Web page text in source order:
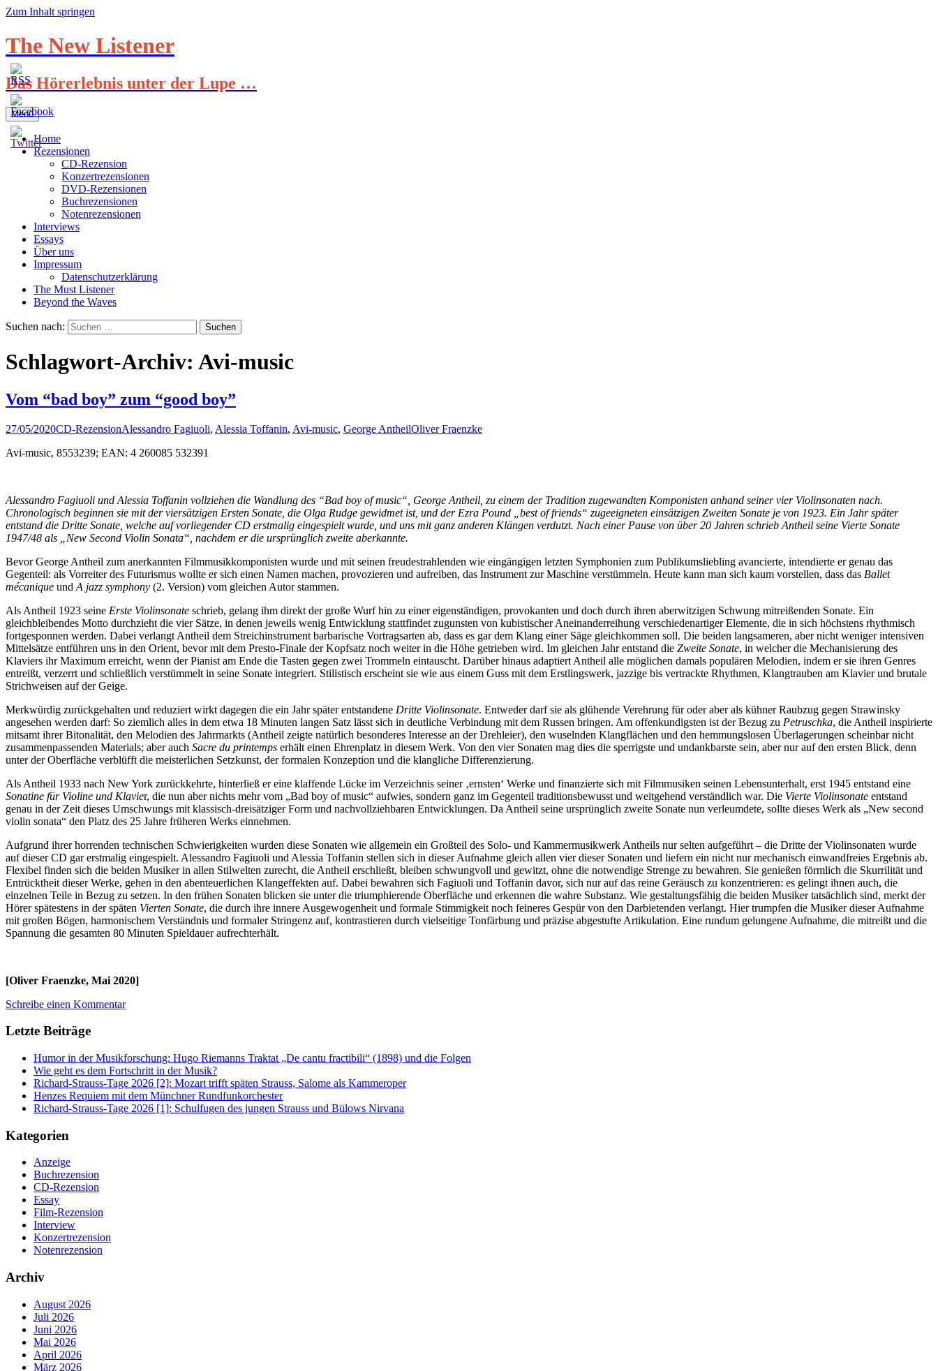
Zum Inhalt springen
The New Listener
Das Hörerlebnis unter der Lupe …
Menü
Home
Rezensionen
CD-Rezension
Konzertrezensionen
DVD-Rezensionen
Buchrezensionen
Notenrezensionen
Interviews
Essays
Über uns
Impressum
Datenschutzerklärung
The Must Listener
Beyond the Waves
Suchen nach:
Schlagwort-Archiv: Avi-music
Vom “bad boy” zum “good boy”
27/05/2020CD-RezensionAlessandro Fagiuoli, Alessia Toffanin, Avi-music, George AntheilOliver Fraenzke
Avi-music, 8553239; EAN: 4 260085 532391
Alessandro Fagiuoli und Alessia Toffanin vollziehen die Wandlung des “Bad boy of music“, George Antheil, zu einem der Tradition zugewandten Komponisten anhand seiner vier Violinsonaten nach.
Chronologisch beginnen sie mit der viersätzigen Ersten Sonate, die Olga Rudge gewidmet ist, und der Ezra Pound „best of friends“ zugeeigneten einsätzigen Zweiten Sonate je von 1923. Ein Jahr später
entstand die Dritte Sonate, welche auf vorliegender CD erstmalig eingespielt wurde, und uns mit ganz anderen Klängen verdutzt. Nach einer Pause von über 20 Jahren schrieb Antheil seine Vierte Sonate
1947/48 als „New Second Violin Sonata“, nachdem er die ursprünglich zweite aberkannte.
Bevor George Antheil zum anerkannten Filmmusikkomponisten wurde und mit seinen freudestrahlenden wie eingängigen letzten Symphonien zum Publikumsliebling avancierte, intendierte er genau das
Gegenteil: als Vorreiter des Futurismus wollte er sich einen Namen machen, provozieren und aufreiben, das Instrument zur Maschine verstümmeln. Heute kann man sich kaum vorstellen, dass das Ballet
mécanique und A jazz symphony (2. Version) vom gleichen Autor stammen.
Als Antheil 1923 seine Erste Violinsonate schrieb, gelang ihm direkt der große Wurf hin zu einer eigenständigen, provokanten und doch durch ihren aberwitzigen Schwung mitreißenden Sonate. Ein
gleichbleibendes Motto durchzieht die vier Sätze, in denen jeweils wenig Entwicklung stattfindet zugunsten von kubistischer Aneinanderreihung verschiedenartiger Elemente, die in sich höchstens rhythmisch
fortgesponnen werden. Dabei verlangt Antheil dem Streichinstrument barbarische Vortragsarten ab, dass es gar dem Klang einer Säge gleichkommen soll. Die beiden langsameren, aber nicht weniger intensiven
Mittelsätze entführen uns in den Orient, bevor mit dem Presto-Finale der Kopfsatz noch weiter in die Höhe getrieben wird. Im gleichen Jahr entstand die Zweite Sonate, in welcher die Mechanisierung des
Klaviers ihr Maximum erreicht, wenn der Pianist am Ende die Tasten gegen zwei Trommeln eintauscht. Darüber hinaus adaptiert Antheil alle möglichen damals populären Melodien, indem er sie ihren Genres
entreißt, verzerrt und schließlich verstümmelt in seine Sonate integriert. Stilistisch erscheint sie wie aus einem Guss mit dem Erstlingswerk, jazzige bis vertrackte Rhythmen, Klangtrauben am Klavier und brutale
Strichweisen auf der Geige.
Merkwürdig zurückgehalten und reduziert wirkt dagegen die ein Jahr später entstandene Dritte Violinsonate. Entweder darf sie als glühende Verehrung für oder aber als kühner Raubzug gegen Strawinsky
angesehen werden darf: So ziemlich alles in dem etwa 18 Minuten langen Satz lässt sich in deutliche Verbindung mit dem Russen bringen. Am offenkundigsten ist der Bezug zu Petruschka, die Antheil inspirierte
mitsamt ihrer Bitonalität, den Melodien des Jahrmarkts (Antheil zeigte natürlich besonderes Interesse an der Drehleier), den wuselnden Klangflächen und den hemmungslosen Überlagerungen scheinbar nicht
zusammenpassenden Materials; aber auch Sacre du printemps erhält einen Ehrenplatz in diesem Werk. Von den vier Sonaten mag dies die sperrigste und undankbarste sein, aber nur auf den ersten Blick, denn
unter der Oberfläche verblüfft die meisterlichen Setzkunst, der formalen Konzeption und die klangliche Differenzierung.
Als Antheil 1933 nach New York zurückkehrte, hinterließ er eine klaffende Lücke im Verzeichnis seiner ‚ernsten‘ Werke und finanzierte sich mit Filmmusiken seinen Lebensunterhalt, erst 1945 entstand eine
Sonatine für Violine und Klavier, die nun aber nichts mehr vom „Bad boy of music“ aufwies, sondern ganz im Gegenteil traditionsbewusst und weitgehend verständlich war. Die Vierte Violinsonate entstand
genau in der Zeit dieses Umschwungs mit klassisch-dreisätziger Form und nachvollziehbaren Entwicklungen. Da Antheil seine ursprünglich zweite Sonate nun verleumdete, sollte dieses Werk als „New second
violin sonata“ den Platz des 25 Jahre früheren Werks einnehmen.
Aufgrund ihrer horrenden technischen Schwierigkeiten wurden diese Sonaten wie allgemein ein Großteil des Solo- und Kammermusikwerk Antheils nur selten aufgeführt – die Dritte der Violinsonaten wurde
auf dieser CD gar erstmalig eingespielt. Alessandro Fagiuoli und Alessia Toffanin stellen sich in dieser Aufnahme gleich allen vier dieser Sonaten und liefern ein nicht nur mechanisch einwandfreies Ergebnis ab.
Flexibel finden sich die beiden Musiker in allen Stilwelten zurecht, die Antheil erschließt, bleiben schwungvoll und gewitzt, ohne die notwendige Strenge zu bewahren. Sie genießen förmlich die Skurrilität und
Entrücktheit dieser Werke, gehen in den abenteuerlichen Klangeffekten auf. Dabei bewahren sich Fagiuoli und Toffanin davor, sich nur auf das reine Geräusch zu konzentrieren: es gelingt ihnen auch, die
einzelnen Teile in Bezug zu setzen. In den frühen Sonaten blicken sie unter die triumphierende Oberfläche und erkennen die wahre Substanz. Wie gestaltungsfähig die beiden Musiker tatsächlich sind, merkt der
Hörer spätestens in der späten Vierten Sonate, die durch ihre innere Ausgewogenheit und formale Stimmigkeit noch feineres Gespür von den Darbietenden verlangt. Hier trumpfen die Musiker dieser Aufnahme
mit großen Bögen, harmonischem Verständnis und formaler Stringenz auf, kontrastieren durch vielseitige Tonfärbung und präzise abgestufte Artikulation. Eine rundum gelungene Aufnahme, die mitreißt und die
Spannung die gesamten 80 Minuten Spieldauer aufrechterhält.
[Oliver Fraenzke, Mai 2020]
Schreibe einen Kommentar
Letzte Beiträge
Humor in der Musikforschung: Hugo Riemanns Traktat „De cantu fractibili“ (1898) und die Folgen
Wie geht es dem Fortschritt in der Musik?
Richard-Strauss-Tage 2026 [2]: Mozart trifft späten Strauss, Salome als Kammeroper
Henzes Requiem mit dem Münchner Rundfunkorchester
Richard-Strauss-Tage 2026 [1]: Schulfugen des jungen Strauss und Bülows Nirvana
Kategorien
Anzeige
Buchrezension
CD-Rezension
Essay
Film-Rezension
Interview
Konzertrezension
Notenrezension
Archiv
August 2026
Juli 2026
Juni 2026
Mai 2026
April 2026
März 2026